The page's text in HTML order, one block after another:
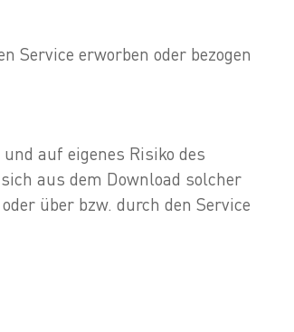
Service erworben oder bezogen
auf eigenes Risiko des
aus dem Download solcher
über bzw. durch den Service